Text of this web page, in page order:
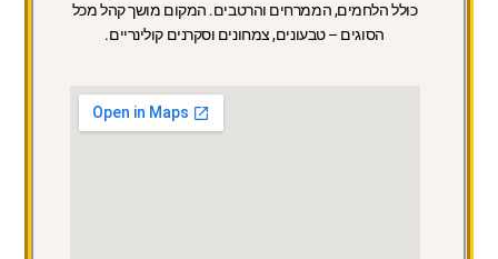
כולל הלחמים, הממרחים והרטבים. המקום מושך קהל מכל
הסוגים – טבעונים, צמחונים וסקרנים קולינריים.